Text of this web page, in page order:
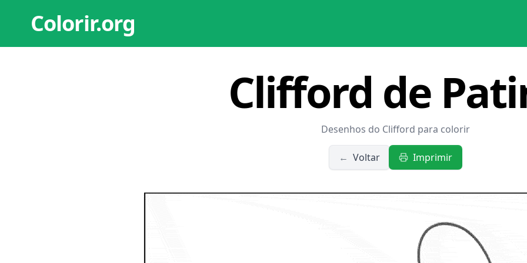
Colorir.org
Clifford de
Desenhos do Clifford para colorir
← Voltar Imprimir